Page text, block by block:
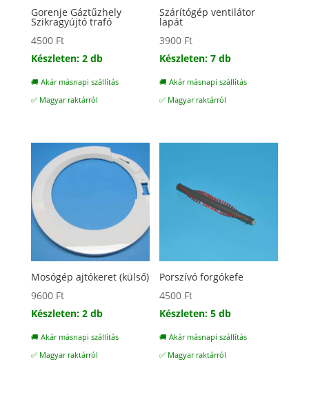
Gorenje Gáztűzhely
Szikragyújtó trafó
4500 Ft
Készleten: 2 db
🚚 Akár másnapi szállítás
✅ Magyar raktárról
Szárítógép ventilátor
lapát
3900 Ft
Készleten: 7 db
🚚 Akár másnapi szállítás
✅ Magyar raktárról
Mosógép ajtókeret (külső)
9600 Ft
Készleten: 2 db
🚚 Akár másnapi szállítás
✅ Magyar raktárról
Porszívó forgókefe
4500 Ft
Készleten: 5 db
🚚 Akár másnapi szállítás
✅ Magyar raktárról